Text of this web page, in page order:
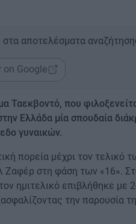
αποτελέσματα
on Google
Ταεκβοντό, που
Ελλάδα μία σπουδαία
γυναικών.
πορεία μέχρι τον τελικό
Ζαφέρ στη φάση των «16».
ημιτελικό επιβλήθηκε με
την παρουσία